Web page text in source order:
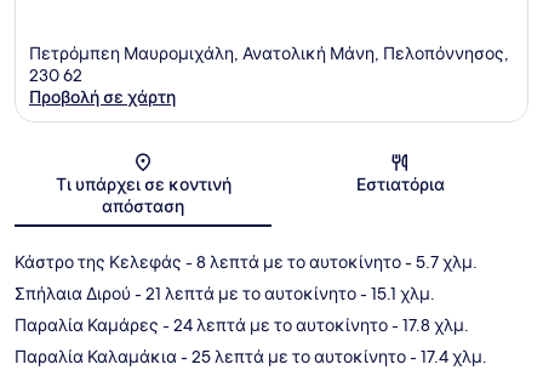
Πετρόμπεη Μαυρομιχάλη, Ανατολική Μάνη, Πελοπόννησος,
230 62
Προβολή σε χάρτη
Τι υπάρχει σε κοντινή
απόσταση
Εστιατόρια
Κάστρο της Κελεφάς - 8 λεπτά με το αυτοκίνητο- 5.7 χλμ.
Σπήλαια Διρού - 21 λεπτά με το αυτοκίνητο- 15.1 χλμ.
Παραλία Καμάρες - 24 λεπτά με το αυτοκίνητο- 17.8 χλμ.
Παραλία Καλαμάκια- 25 λεπτά με το αυτοκίνητο- 17.4 χλμ.